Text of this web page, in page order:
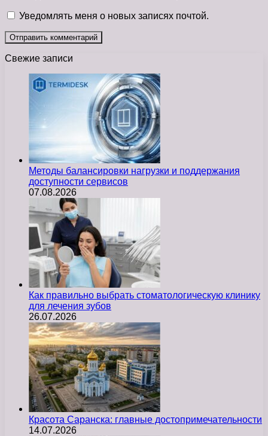
Уведомлять меня о новых записях почтой.
Свежие записи
Методы балансировки нагрузки и поддержания
доступности сервисов
07.08.2026
Как правильно выбрать стоматологическую клинику
для лечения зубов
26.07.2026
Красота Саранска: главные достопримечательности
14.07.2026